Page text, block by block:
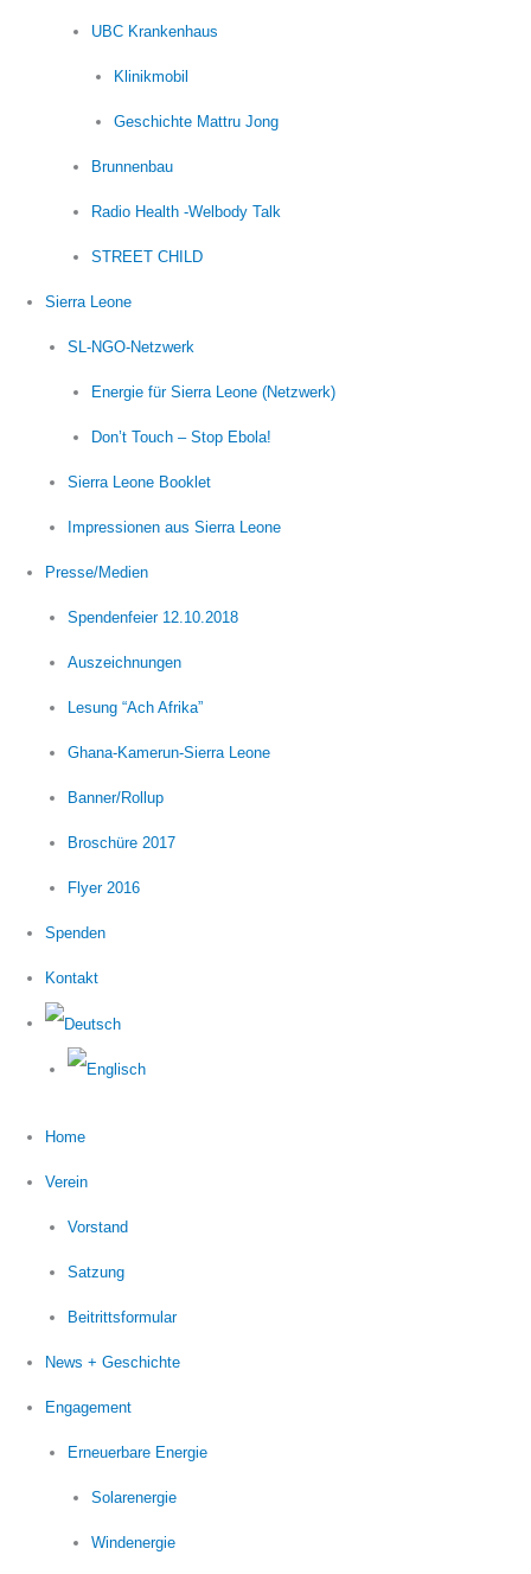
UBC Krankenhaus
Klinikmobil
Geschichte Mattru Jong
Brunnenbau
Radio Health -Welbody Talk
STREET CHILD
Sierra Leone
SL-NGO-Netzwerk
Energie für Sierra Leone (Netzwerk)
Don’t Touch – Stop Ebola!
Sierra Leone Booklet
Impressionen aus Sierra Leone
Presse/Medien
Spendenfeier 12.10.2018
Auszeichnungen
Lesung “Ach Afrika”
Ghana-Kamerun-Sierra Leone
Banner/Rollup
Broschüre 2017
Flyer 2016
Spenden
Kontakt
Home
Verein
Vorstand
Satzung
Beitrittsformular
News + Geschichte
Engagement
Erneuerbare Energie
Solarenergie
Windenergie